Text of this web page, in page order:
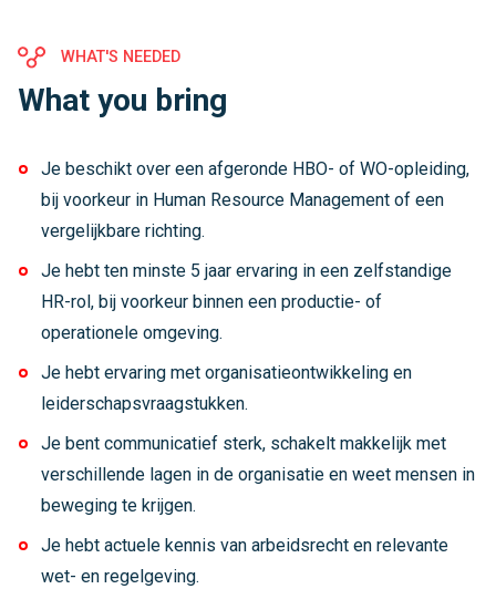
WHAT'S NEEDED
What you bring
Je beschikt over een afgeronde HBO- of WO-opleiding,
bij voorkeur in Human Resource Management of een
vergelijkbare richting.
Je hebt ten minste 5 jaar ervaring in een zelfstandige
HR-rol, bij voorkeur binnen een productie- of
operationele omgeving.
Je hebt ervaring met organisatieontwikkeling en
leiderschapsvraagstukken.
Je bent communicatief sterk, schakelt makkelijk met
verschillende lagen in de organisatie en weet mensen in
beweging te krijgen.
Je hebt actuele kennis van arbeidsrecht en relevante
wet- en regelgeving.